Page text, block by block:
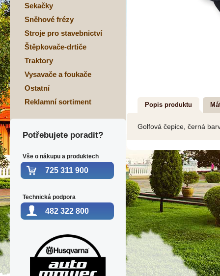
Sekačky
Sněhové frézy
Stroje pro stavebnictví
Štěpkovače-drtiče
Traktory
Vysavače a foukače
Ostatní
Reklamní sortiment
Potřebujete poradit?
Vše o nákupu a produktech
725 311 900
Technická podpora
482 322 800
Popis produktu
Golfová čepice, černá